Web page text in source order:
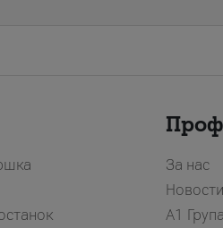
За нас
Новости
А1